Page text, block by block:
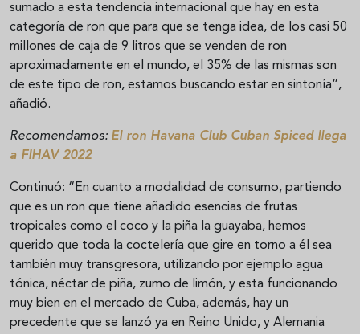
sumado a esta tendencia internacional que hay en esta
categoría de ron que para que se tenga idea, de los casi 50
millones de caja de 9 litros que se venden de ron
aproximadamente en el mundo, el 35% de las mismas son
de este tipo de ron, estamos buscando estar en sintonía”,
añadió.
Recomendamos: El ron Havana Club Cuban Spiced llega
a FIHAV 2022
Continuó: “En cuanto a modalidad de consumo, partiendo
que es un ron que tiene añadido esencias de frutas
tropicales como el coco y la piña la guayaba, hemos
querido que toda la coctelería que gire en torno a él sea
también muy transgresora, utilizando por ejemplo agua
tónica, néctar de piña, zumo de limón, y esta funcionando
muy bien en el mercado de Cuba, además, hay un
precedente que se lanzó ya en Reino Unido, y Alemania